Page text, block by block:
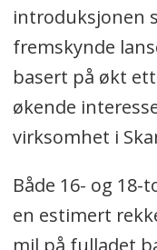
introduksjonen
fremskynde
basert på økt
økende
virksomhet i
Både 16- og
en estimert
mil på fulladet